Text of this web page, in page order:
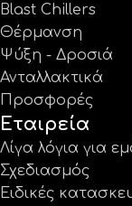
Blast Chillers
Θέρμανση
Ψύξη - Δροσιά
Ανταλλακτικά
Προσφορές
Εταιρεία
Λίγα λόγια για
Σχεδιασμός
Ειδικές